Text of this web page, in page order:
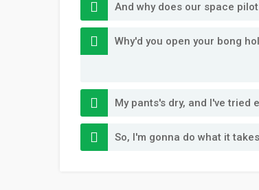
And why does our space
Why'd you open your bong
My pants's dry, and I've tried
So, I'm gonna do what it